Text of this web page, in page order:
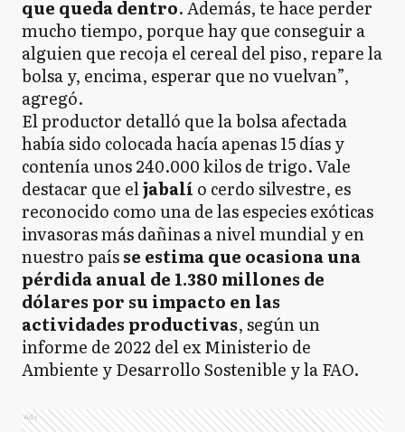
que queda dentro. Además, te hace perder
mucho tiempo, porque hay que conseguir a
alguien que recoja el cereal del piso, repare la
bolsa y, encima, esperar que no vuelvan”,
agregó.
El productor detalló que la bolsa afectada
había sido colocada hacía apenas 15 días y
contenía unos 240.000 kilos de trigo. Vale
destacar que eljabalí o cerdo silvestre, es
reconocido como una de las especies exóticas
invasoras más dañinas a nivel mundial y en
nuestro paísse estima que ocasiona una
pérdida anual de 1.380 millones de
dólares por su impacto en las
actividades productivas, según un
informe de 2022 del ex Ministerio de
Ambiente y Desarrollo Sostenible y la FAO.
Ads